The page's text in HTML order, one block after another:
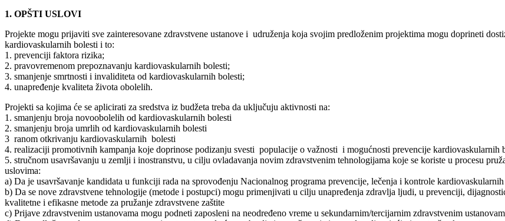
1. OPŠTI USLOVI
Projekte mogu prijaviti sve zainteresovane zdravstvene ustanove i udruženja koja svojim predloženim projektima mogu doprineti
kardiovaskularnih bolesti i to:
1. prevenciji faktora rizika;
2. pravovremenom prepoznavanju kardiovaskularnih bolesti;
3. smanjenje smrtnosti i invaliditeta od kardiovaskularnih bolesti;
4. unapređenje kvaliteta života obolelih.
Projekti sa kojima će se aplicirati za sredstva iz budžeta treba da uključuju aktivnosti na:
1. smanjenju broja novoobolelih od kardiovaskularnih bolesti
2. smanjenju broja umrlih od kardiovaskularnih bolesti
3 ranom otkrivanju kardiovaskularnih bolesti
4. realizaciji promotivnih kampanja koje doprinose podizanju svesti populacije o važnosti i mogućnosti prevencije kardiovaskularnih
5. stručnom usavršavanju u zemlji i inostranstvu, u cilju ovladavanja novim zdravstvenim tehnologijama koje se koriste u procesu
uslovima:
a) Da je usavršavanje kandidata u funkciji rada na sprovođenju Nacionalnog programa prevencije, lečenja i kontrole
b) Da se nove zdravstvene tehnologije (metode i postupci) mogu primenjivati u cilju unapređenja zdravlja ljudi, u prevenciji,
kvalitetne i efikasne metode za pružanje zdravstvene zaštite
c) Prijave zdravstvenim ustanovama mogu podneti zaposleni na neodređeno vreme u sekundarnim/tercijarnim zdravstvenim